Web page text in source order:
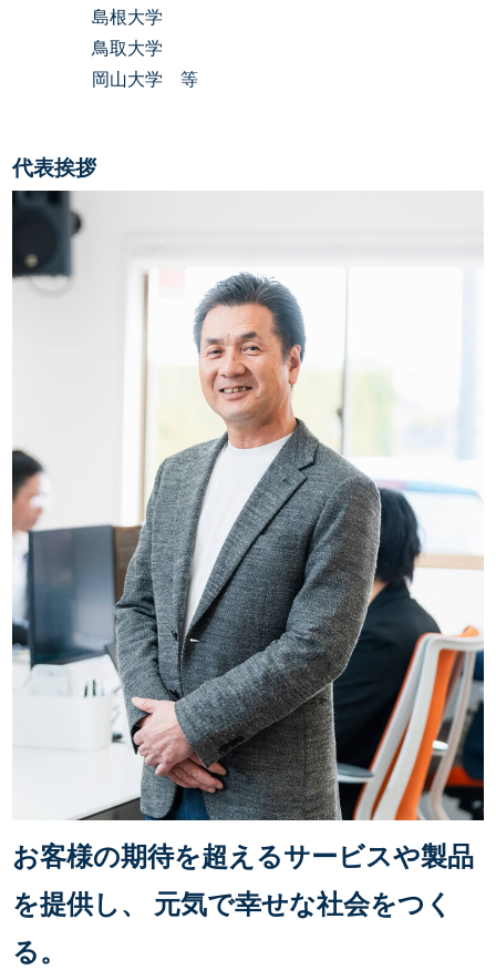
島根大学
鳥取大学
岡山大学 等
代表挨拶
お客様の期待を超えるサービスや製品
を提供し、 元気で幸せな社会をつく
る。